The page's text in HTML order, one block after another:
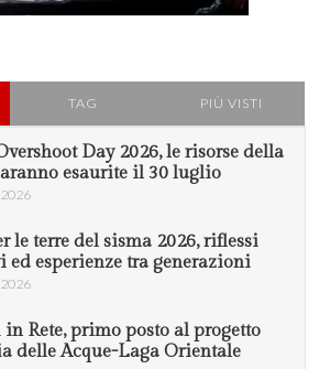
TAG PIÙ VISTI
Day 2026, le risorse della
esaurite il 30 luglio
le terre del sisma 2026, riflessi
ed esperienze tra generazioni
Rete, primo posto al progetto
delle Acque-Laga Orientale